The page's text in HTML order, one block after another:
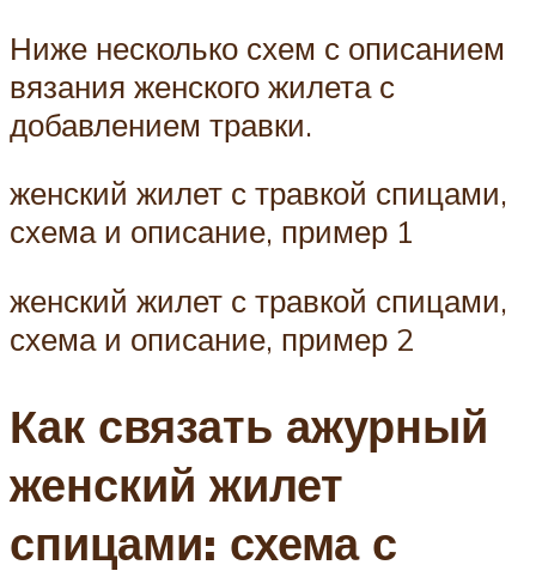
Ниже несколько схем с описанием
вязания женского жилета с
добавлением травки.
женский жилет с травкой спицами,
схема и описание, пример 1
женский жилет с травкой спицами,
схема и описание, пример 2
Как связать ажурный
женский жилет
спицами: схема с